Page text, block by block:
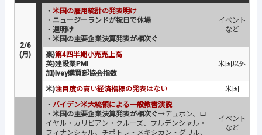
2/6
(月)
・ 米国の雇用統計の発表明け
・ ニュージーランドが祝日で休場
・ 週明け
・ 米国の主要企業決算発表が相次ぐ
イベント
など
豪)第4四半期小売売上高
英)建設業PMI
加)Ivey購買部協会指数
米国以外
米)注目度の高い経済指標の発表はない 米国
・ バイデン米大統領による一般教書演説
・ 米国の主要企業決算発表が相次ぐ→デュポン、ロ
イヤル・カリビアン・クルーズ、プルデンシャル・
フィナンシャル、チポトレ・メキシカン・グリル、
イベント
など